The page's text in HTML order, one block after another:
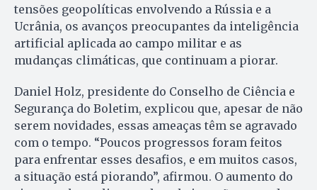
tensões geopolíticas envolvendo a Rússia e a
Ucrânia, os avanços preocupantes da inteligência
artificial aplicada ao campo militar e as
mudanças climáticas, que continuam a piorar.
Daniel Holz, presidente do Conselho de Ciência e
Segurança do Boletim, explicou que, apesar de não
serem novidades, essas ameaças têm se agravado
com o tempo. “Poucos progressos foram feitos
para enfrentar esses desafios, e em muitos casos,
a situação está piorando”, afirmou. O aumento do